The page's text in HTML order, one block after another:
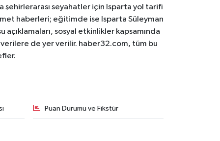
şehirlerarası seyahatler için Isparta yol tarifi
haberleri; eğitimde ise Isparta Süleyman
sosyal etkinlikler kapsamında
de yer verilir. haber32.com, tüm bu
Puan Durumu ve Fikstür